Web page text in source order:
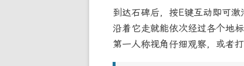
到达石碑后，按E键互动即可激
沿着它走就能依次经过各个地
第一人称视角仔细观察，或者